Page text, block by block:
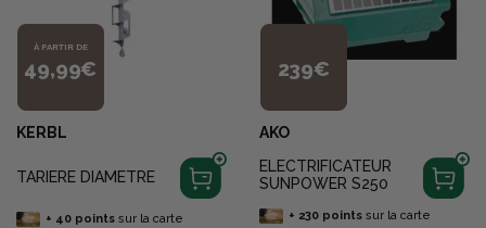
À PARTIR DE
49,99€
KERBL
TARIERE DIAMETRE
+ 40pointssur la carte
239€
AKO
ELECTRIFICATEUR
SUNPOWER S250
+ 230pointssur la carte